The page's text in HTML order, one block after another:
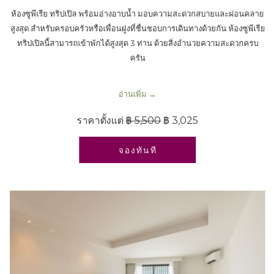
ห้องซูพีเรีย ทริปเปิล พร้อมอ่างอาบน้ำ มอบความสะดวกสบายและผ่อนคลาย
สูงสุด สำหรับครอบครัวหรือเพื่อนฝูงที่ชื่นชอบการเดินทางด้วยกัน ห้องซูพีเรีย
ทริปเปิลนี้สามารถเข้าพักได้สูงสุด 3 ท่าน ด้วยสิ่งอำนวยความสะดวกครบ
ครัน
อ่านเพิ่ม
ราคาตั้งแต่ ฿ 5,500 ฿ 3,025
จองทันที